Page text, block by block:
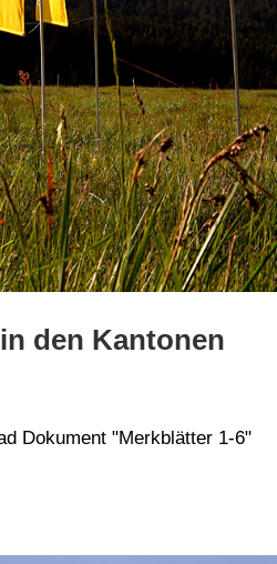
den Kantonen
Dokument "Merkblätter 1-6"